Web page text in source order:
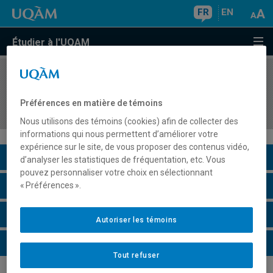
FR EN
Étudier à l'UQAM
COURS//
sociaux de la personne
Description du cours
Horaire - Été 2026
Horaire - Automne 2026
Horaire - Hiver 2027
Préférences en matière de témoins
Nous utilisons des témoins (cookies) afin de collecter des
informations qui nous permettent d’améliorer votre
expérience sur le site, de vous proposer des contenus vidéo,
d’analyser les statistiques de fréquentation, etc. Vous
pouvez personnaliser votre choix en sélectionnant
« Préférences ».
Tout refuser
Autoriser les témoins